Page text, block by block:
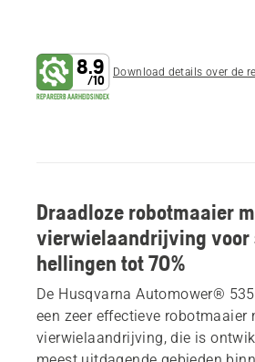
8.9
/10
REPAREERBAARHEIDSINDEX
Download details over de
Draadloze robotmaaier
vierwielaandrijving voor
hellingen tot 70%
De Husqvarna Automower®
een zeer effectieve robotmaaier
vierwielaandrijving, die is